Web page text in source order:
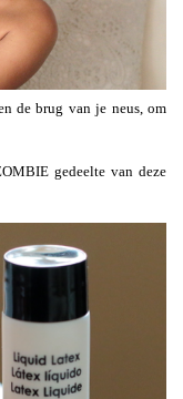
de brug van je neus, om
gedeelte van deze